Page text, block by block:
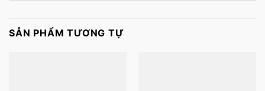
SẢN PHẨM TƯƠNG TỰ